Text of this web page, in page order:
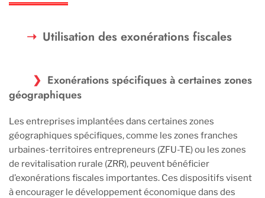
Utilisation des exonérations fiscales
Exonérations spécifiques à certaines zones
géographiques
Les entreprises implantées dans certaines zones
géographiques spécifiques, comme les zones franches
urbaines-territoires entrepreneurs (ZFU-TE) ou les zones
de revitalisation rurale (ZRR), peuvent bénéficier
d’exonérations fiscales importantes. Ces dispositifs visent
à encourager le développement économique dans des